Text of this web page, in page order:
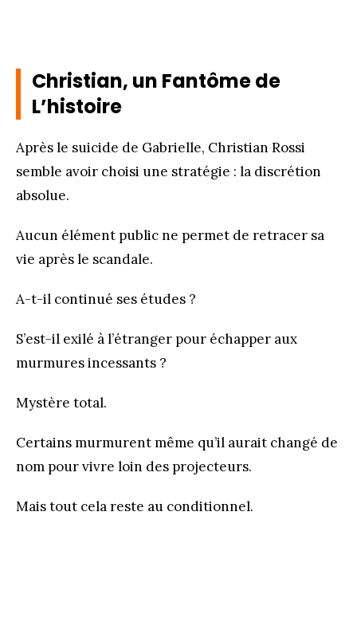
Christian, un Fantôme de
L’histoire
Après le suicide de Gabrielle, Christian Rossi
semble avoir choisi une stratégie : la discrétion
absolue.
Aucun élément public ne permet de retracer sa
vie après le scandale.
A-t-il continué ses études ?
S’est-il exilé à l’étranger pour échapper aux
murmures incessants ?
Mystère total.
Certains murmurent même qu’il aurait changé de
nom pour vivre loin des projecteurs.
Mais tout cela reste au conditionnel.